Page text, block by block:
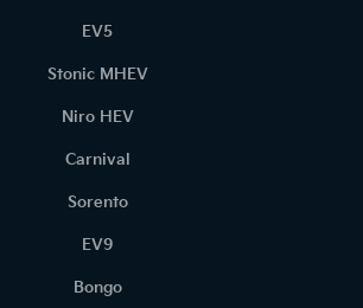
EV5
Stonic MHEV
Niro HEV
Carnival
Sorento
EV9
Bongo